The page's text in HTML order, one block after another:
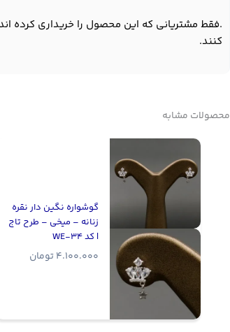
.فقط مشتریانی که این محصول را خریداری کرده
کنند.
محصولات مشابه
گوشواره نگین دار نقره
زنانه – میخی – طرح تاج
| کد WE-34
4.100.000تومان